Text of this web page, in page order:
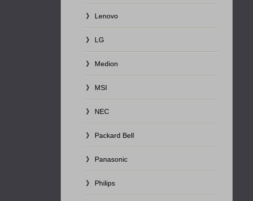
Lenovo
LG
Medion
MSI
NEC
Packard Bell
Panasonic
Philips